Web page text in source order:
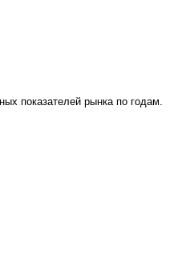
показателей рынка по годам.